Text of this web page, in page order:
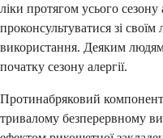
ліки протягом усього сезону
проконсультуватися зі
використання. Деяким
початку сезону алергії.
Протинабряковий
тривалому безперервному